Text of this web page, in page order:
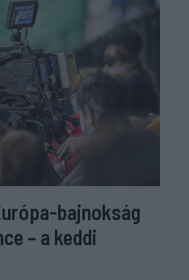
bajnokság
– a keddi